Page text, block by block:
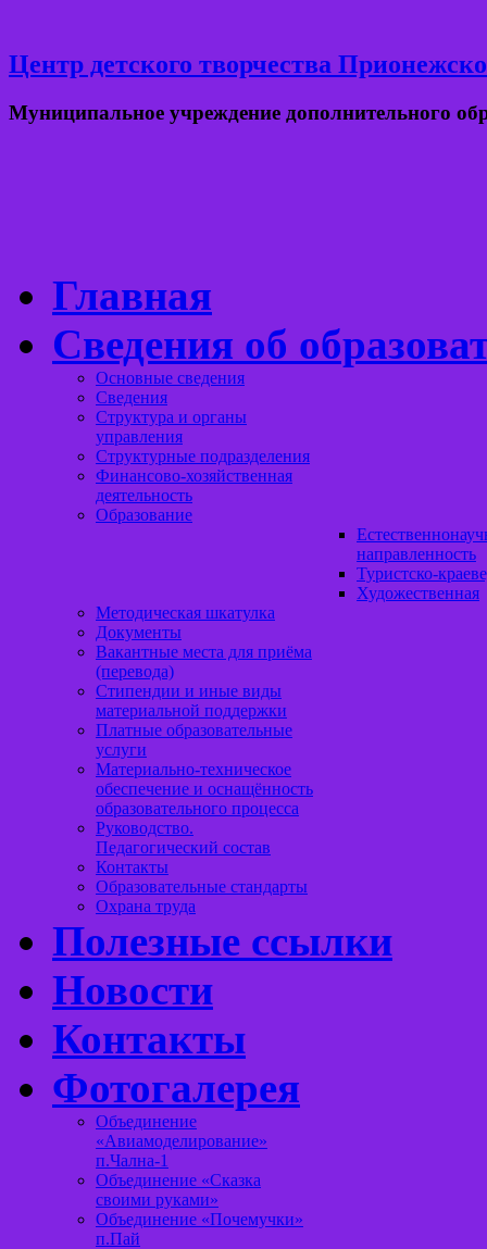
Центр детского творчества
Муниципальное учреждение дополнительного
Главная
Сведения об
Основные сведения
Сведения
Структура и органы
управления
Структурные подразделения
Финансово-хозяйственная
деятельность
Образование
направленность
Туристско-
Художественная
Методическая шкатулка
Документы
Вакантные места для приёма
(перевода)
Стипендии и иные виды
материальной поддержки
Платные образовательные
услуги
Материально-техническое
обеспечение и оснащённость
образовательного процесса
Руководство.
Педагогический состав
Контакты
Образовательные стандарты
Охрана труда
Полезные ссылки
Новости
Контакты
Фотогалерея
Объединение
«Авиамоделирование»
п.Чална-1
Объединение «Сказка
своими руками»
Объединение «Почемучки»
п.Пай